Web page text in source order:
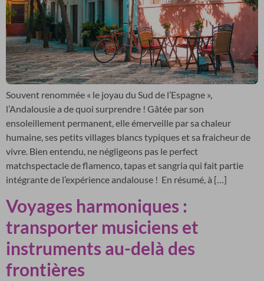
Souvent renommée « le joyau du Sud de l’Espagne »,
l’Andalousie a de quoi surprendre ! Gâtée par son
ensoleillement permanent, elle émerveille par sa chaleur
humaine, ses petits villages blancs typiques et sa fraicheur de
vivre. Bien entendu, ne négligeons pas le perfect
matchspectacle de flamenco, tapas et sangria qui fait partie
intégrante de l’expérience andalouse ! En résumé, à […]
Voyages harmoniques :
transporter musiciens et
instruments au-delà des
frontières